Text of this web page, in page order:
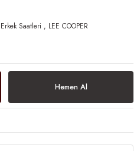
Erkek Saatleri , LEE COOPER
Hemen Al